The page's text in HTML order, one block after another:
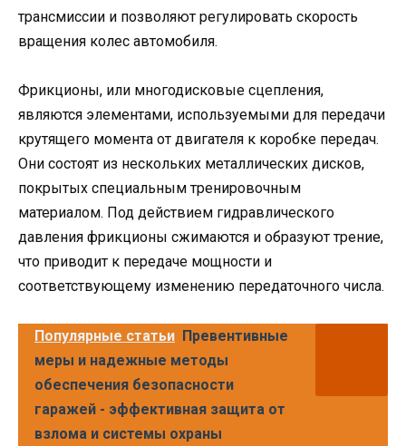
трансмиссии и позволяют регулировать скорость
вращения колес автомобиля.
Фрикционы, или многодисковые сцепления,
являются элементами, используемыми для передачи
крутящего момента от двигателя к коробке передач.
Они состоят из нескольких металлических дисков,
покрытых специальным тренировочным
материалом. Под действием гидравлического
давления фрикционы сжимаются и образуют трение,
что приводит к передаче мощности и
соответствующему изменению передаточного числа.
Популярные статьи Превентивные
меры и надежные методы
обеспечения безопасности
гаражей - эффективная защита от
взлома и системы охраны